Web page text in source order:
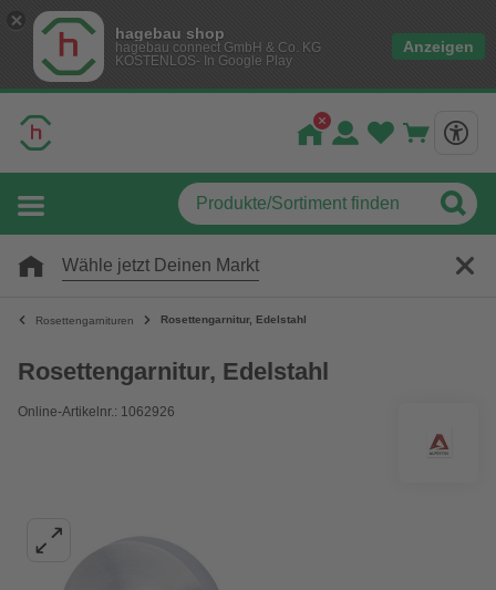
hagebau shop
hagebau connect GmbH & Co. KG
KOSTENLOS- In Google Play
Anzeigen
Wähle jetzt Deinen Markt
Rosettengarnituren Rosettengarnitur, Edelstahl
Rosettengarnitur, Edelstahl
Online-Artikelnr.: 1062926